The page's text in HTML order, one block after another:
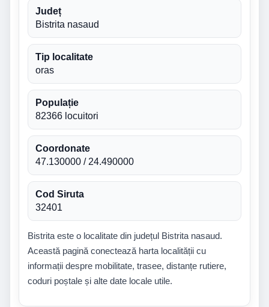
Județ
Bistrita nasaud
Tip localitate
oras
Populație
82366 locuitori
Coordonate
47.130000 / 24.490000
Cod Siruta
32401
Bistrita este o localitate din județul Bistrita nasaud.
Această pagină conectează harta localității cu
informații despre mobilitate, trasee, distanțe rutiere,
coduri poștale și alte date locale utile.